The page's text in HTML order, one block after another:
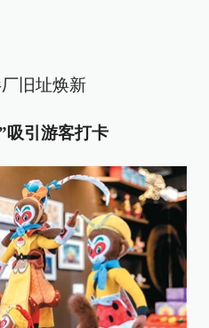
厂旧址焕新
吸引游客打卡